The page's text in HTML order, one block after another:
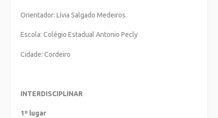
Orientador: Lívia Salgado Medeiros
Escola: Colégio Estadual Antonio Pecly
Cidade: Cordeiro
INTERDISCIPLINAR
1º lugar